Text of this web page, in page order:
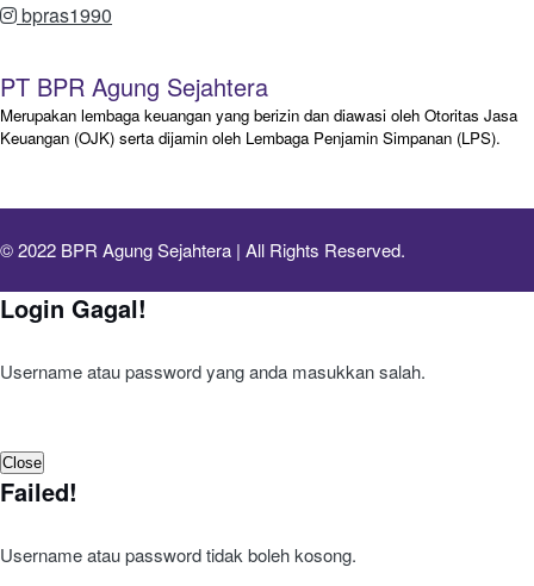
bpras1990
PT BPR Agung Sejahtera
Merupakan lembaga keuangan yang berizin dan diawasi oleh Otoritas Jasa
Keuangan (OJK) serta dijamin oleh Lembaga Penjamin Simpanan (LPS).
© 2022 BPR Agung Sejahtera | All Rights Reserved.
Login Gagal!
Username atau password yang anda masukkan salah.
Close
Failed!
Username atau password tidak boleh kosong.